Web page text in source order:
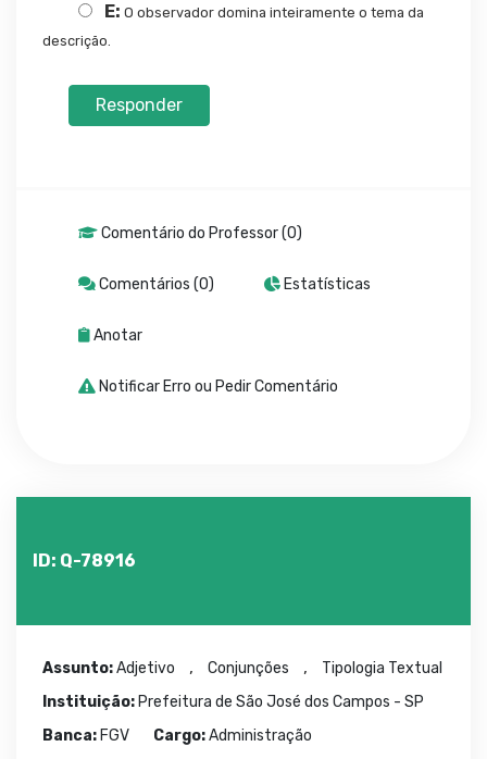
E: O observador domina inteiramente o tema da
descrição.
Responder
Comentário do Professor (0)
Comentários (0) Estatísticas
Anotar
Notificar Erro ou Pedir Comentário
ID: Q-78916
Assunto:Adjetivo , Conjunções ,
Tipologia Textual
Instituição: Prefeitura de São José dos Campos - SP
Banca: FGV Cargo:Administração